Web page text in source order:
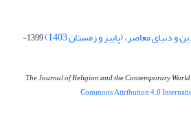
1399-
The Journal of Religion and the Contemporary World
Commons Attribution 4.0